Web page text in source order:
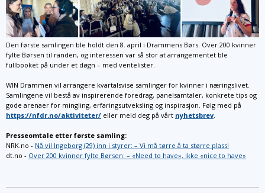
Den første samlingen ble holdt den 8. april i Drammens Børs. Over 200 kvinner
fylte Børsen til randen, og interessen var så stor at arrangementet ble
fullbooket på under et døgn – med ventelister.
WIN Drammen vil arrangere kvartalsvise samlinger for kvinner i næringslivet.
Samlingene vil bestå av inspirerende foredrag, panelsamtaler, konkrete tips og
gode arenaer for mingling, erfaringsutveksling og inspirasjon. Følg med på
https://nfdr.no/aktiviteter/ eller meld deg på vårt nyhetsbrev.
Presseomtale etter første samling:
NRK.no - Nå vil Ingeborg (29) inn i styrer: – Vi må tørre å ta større plass!
dt.no - Over 200 kvinner fylte Børsen: – «Need to have», ikke «nice to have»